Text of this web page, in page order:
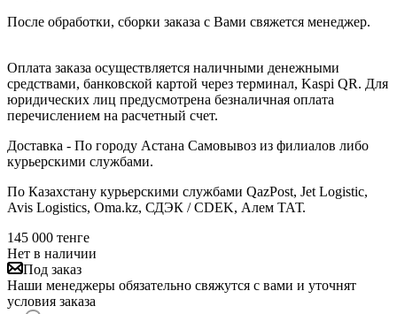
После обработки, сборки заказа с Вами свяжется менеджер.
Оплата заказа осуществляется наличными денежными
средствами, банковской картой через терминал, Kaspi QR. Для
юридических лиц предусмотрена безналичная оплата
перечислением на расчетный счет.
Доставка - По городу Астана Самовывоз из филиалов либо
курьерскими службами.
По Казахстану курьерскими службами QazPost, Jet Logistic,
Avis Logistics, Oma.kz, СДЭК / CDEK, Алем ТАТ.
145 000 тенге
Нет в наличии
Под заказ
Наши менеджеры обязательно свяжутся с вами и уточнят
условия заказа